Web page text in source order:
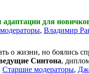
адаптации для
, Владимир
о жизни, но боялись
Синтона,
Старшие модераторы,